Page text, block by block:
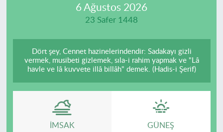
6 Ağustos 2026
23 Safer 1448
Dört şey, Cennet hazinelerindendir: Sadakayı gizli
vermek, musibeti gizlemek, sıla-i rahim yapmak ve "Lâ
havle ve lâ kuvvete illâ billâh" demek. (Hadis-i Şerif)
İMSAK GÜNEŞ
Resmi İlanlar
Son Dakika Haberleri
Haber Arşivi